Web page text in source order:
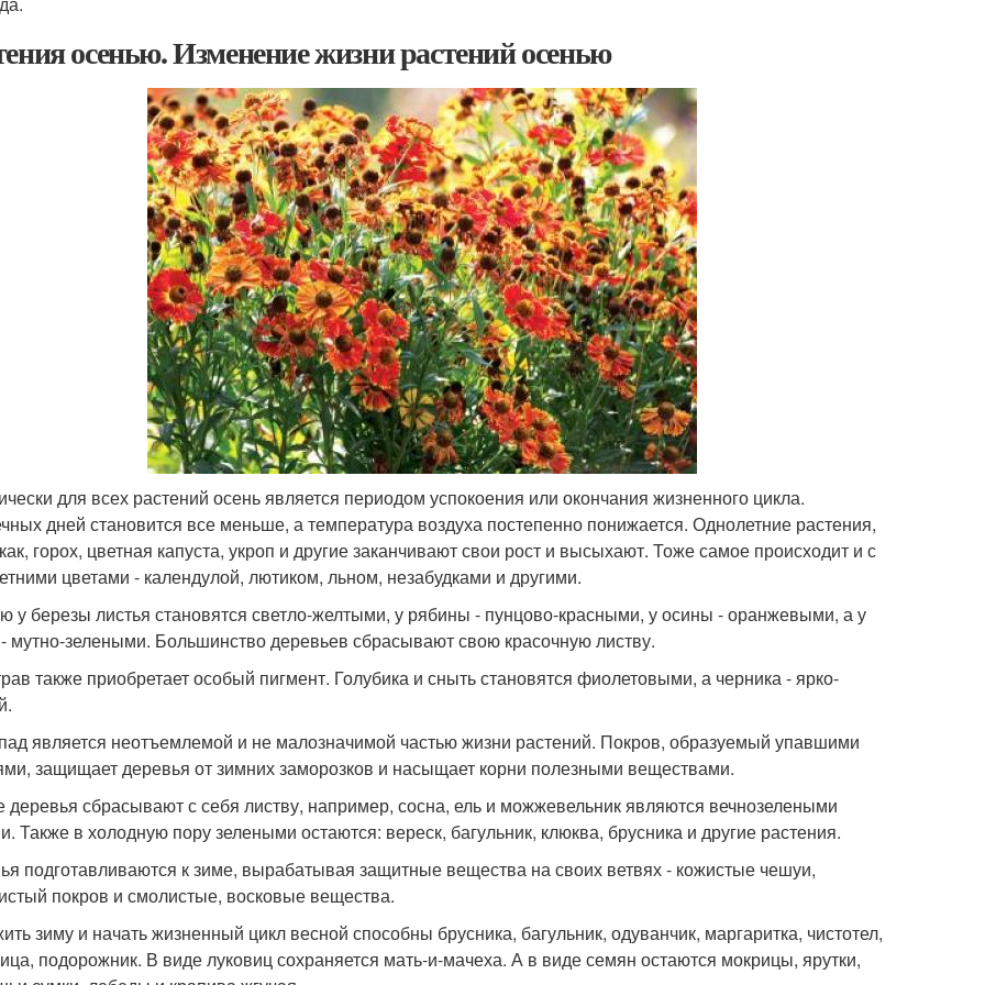
осенью. Изменение жизни растений осенью
для всех растений осень является периодом успокоения или окончания жизненного цикла.
дней становится все меньше, а температура воздуха постепенно понижается. Однолетние растения,
горох, цветная капуста, укроп и другие заканчивают свои рост и высыхают. Тоже самое происходит и с
цветами - календулой, лютиком, льном, незабудками и другими.
у березы листья становятся светло-желтыми, у рябины - пунцово-красными, у осины - оранжевыми, а у
мутно-зелеными. Большинство деревьев сбрасывают свою красочную листву.
также приобретает особый пигмент. Голубика и сныть становятся фиолетовыми, а черника - ярко-
является неотъемлемой и не малозначимой частью жизни растений. Покров, образуемый упавшими
защищает деревья от зимних заморозков и насыщает корни полезными веществами.
деревья сбрасывают с себя листву, например, сосна, ель и можжевельник являются вечнозелеными
Также в холодную пору зелеными остаются: вереск, багульник, клюква, брусника и другие растения.
подготавливаются к зиме, вырабатывая защитные вещества на своих ветвях - кожистые чешуи,
покров и смолистые, восковые вещества.
зиму и начать жизненный цикл весной способны брусника, багульник, одуванчик, маргаритка, чистотел,
подорожник. В виде луковиц сохраняется мать-и-мачеха. А в виде семян остаются мокрицы, ярутки,